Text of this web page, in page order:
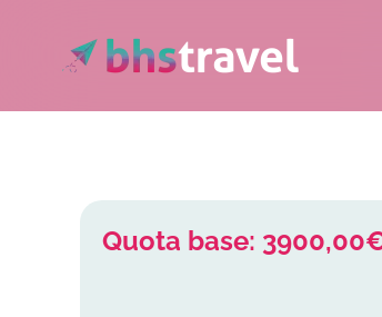
Passa al contenuto principale
Quota base: